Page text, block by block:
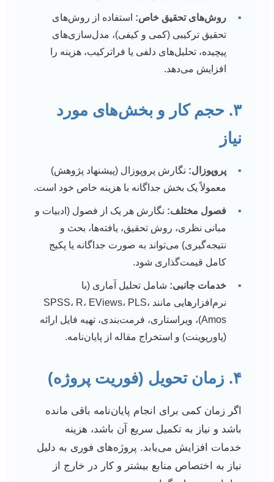
▪ روش‌های تحقیق خاص: استفاده از روش‌های
تحقیق ترکیبی (کمی و کیفی)، مدل‌سازی‌های
پیچیده، تحلیل‌های دلفی یا فراترکیب، هزینه را
افزایش می‌دهد.
۳. حجم کار و بخش‌های مورد
نیاز
▪ پروپوزال: نگارش پروپوزال (پیشنهاد پژوهش)
معمولاً یک بخش جداگانه با هزینه خاص خود است.
▪ فصول مختلف: نگارش هر یک از فصول (ادبیات و
مبانی نظری، روش تحقیق، یافته‌ها، بحث و
نتیجه‌گیری) می‌تواند به صورت جداگانه یا پکیج
کامل قیمت‌گذاری شود.
▪ خدمات جانبی: شامل تحلیل آماری (با
نرم‌افزارهایی مانند SPSS، R، EViews، PLS،
Amos)، ویراستاری، فرمت‌بندی، تهیه فایل ارائه
(پاورپوینت) و استخراج مقاله از پایان‌نامه.
۴. زمان تحویل (فوریت پروژه)
اگر زمان کمی برای انجام پایان‌نامه باقی مانده
باشد و نیاز به تکمیل سریع آن باشد، هزینه
خدمات افزایش می‌یابد. پروژه‌های فوری به دلیل
نیاز به اختصاص منابع بیشتر و کار در خارج از